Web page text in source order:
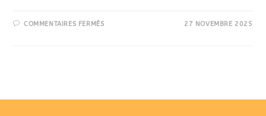
COMMENTAIRES FERMÉS 27 NOVEMBRE 2025